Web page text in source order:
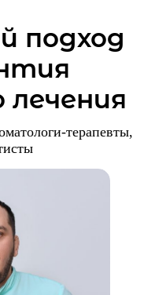
подход
лечения
терапевты,